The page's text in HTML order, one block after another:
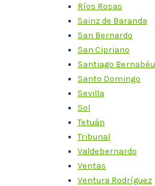
Ríos Rosas
Sainz de Baranda
San Bernardo
San Cipriano
Santiago Bernabéu
Santo Domingo
Sevilla
Sol
Tetuán
Tribunal
Valdebernardo
Ventas
Ventura Rodríguez